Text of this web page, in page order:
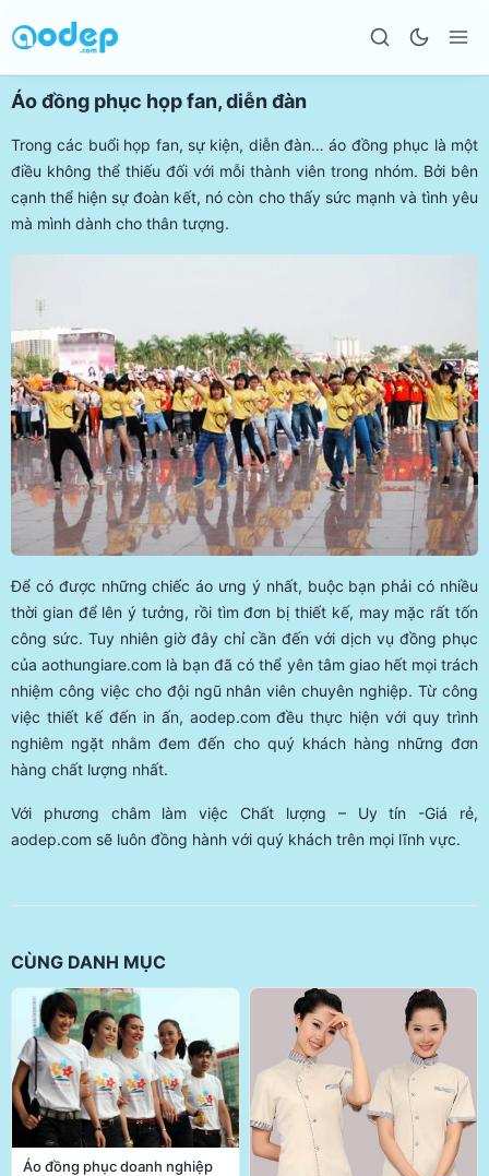
Áo đồng phục họp fan, diễn đàn
Trong các buổi họp fan, sự kiện, diễn đàn… áo đồng phục là một
điều không thể thiếu đối với mỗi thành viên trong nhóm. Bởi bên
cạnh thể hiện sự đoàn kết, nó còn cho thấy sức mạnh và tình yêu
mà mình dành cho thân tượng.
Để có được những chiếc áo ưng ý nhất, buộc bạn phải có nhiều
thời gian để lên ý tưởng, rồi tìm đơn bị thiết kế, may mặc rất tốn
công sức. Tuy nhiên giờ đây chỉ cần đến với dịch vụ đồng phục
của aothungiare.com là bạn đã có thể yên tâm giao hết mọi trách
nhiệm công việc cho đội ngũ nhân viên chuyên nghiệp. Từ công
việc thiết kế đến in ấn, aodep.com đều thực hiện với quy trình
nghiêm ngặt nhằm đem đến cho quý khách hàng những đơn
hàng chất lượng nhất.
Với phương châm làm việc Chất lượng – Uy tín -Giá rẻ,
aodep.com sẽ luôn đồng hành với quý khách trên mọi lĩnh vực.
CÙNG DANH MỤC
Áo đồng phục doanh nghiệp